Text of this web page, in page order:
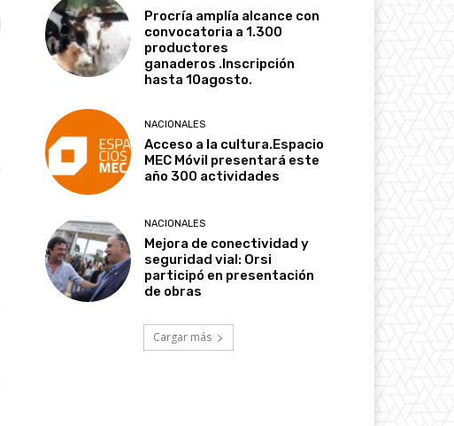
Procría amplía alcance con
convocatoria a 1.300
productores
ganaderos .Inscripción
hasta 10agosto.
NACIONALES
Acceso a la cultura.Espacio
MEC Móvil presentará este
año 300 actividades
NACIONALES
Mejora de conectividad y
seguridad vial: Orsi
participó en presentación
de obras
Cargar más